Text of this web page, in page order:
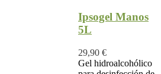
Ipsogel Manos
5L
29,90 €
Gel hidroalcohólico